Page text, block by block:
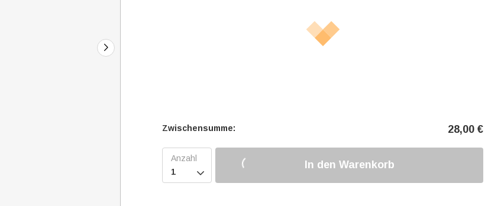
Zwischensumme: 28,00 €

In den Warenkorb